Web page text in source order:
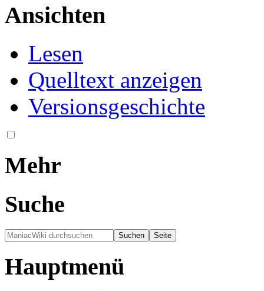
Ansichten
Lesen
Quelltext anzeigen
Versionsgeschichte
Mehr
Suche
Hauptmenü